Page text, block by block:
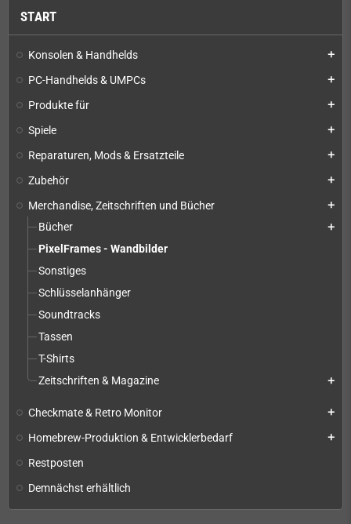
START
Konsolen & Handhelds add
PC-Handhelds & UMPCs add
Produkte für add
Spiele add
Reparaturen, Mods & Ersatzteile add
Zubehör add
Merchandise, Zeitschriften und Bücher add
Bücher add
PixelFrames - Wandbilder
Sonstiges
Schlüsselanhänger
Soundtracks
Tassen
T-Shirts
Zeitschriften & Magazine
add
Checkmate & Retro Monitor add
Homebrew-Produktion & Entwicklerbedarf add
Restposten
Demnächst erhältlich